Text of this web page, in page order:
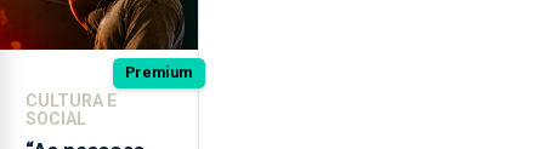
Premium
CULTURA E
SOCIAL